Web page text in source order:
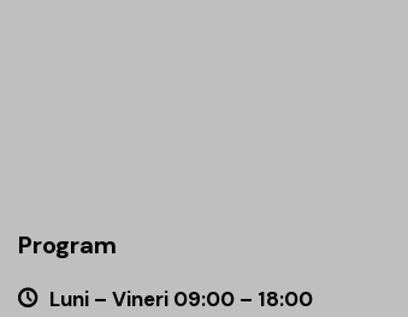
Program
Luni – Vineri 09:00 – 18:00